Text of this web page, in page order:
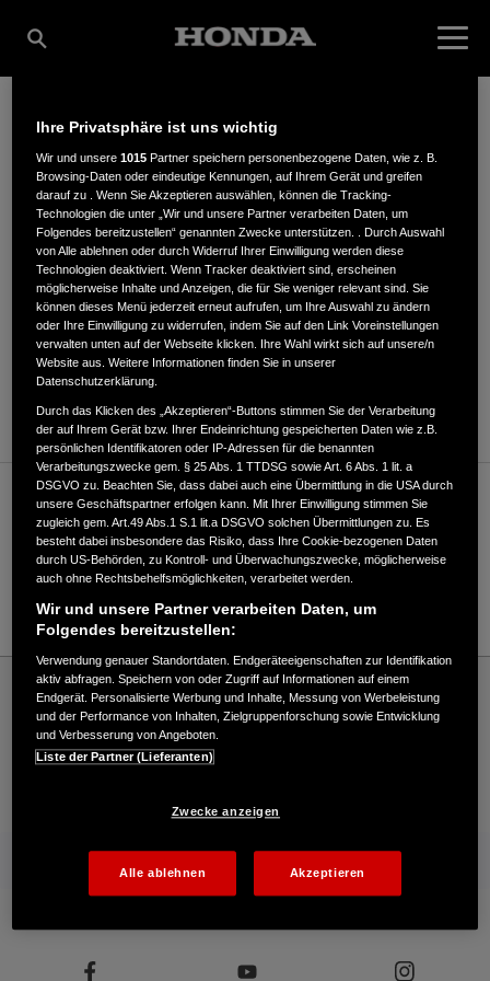
H. ECKL
Plattlinger Str. 19,94469,Deggendorf
ANFAHRTSBESCHREIBUNG ANFORDERN
WEBSITE
Verkauf / Kundendienst
0991/5959
E-Mail
Honda
Rasen und Garten
Schleiferei H. Eckl e.K. - Garten – Honda - HONDA Deutschland Offizielle Website |
The Power of Dreams
Mehr von Honda
Ihre Privatsphäre ist uns wichtig
Wir und unsere1015 Partner speichern personenbezogene Daten, wie z. B.
Browsing-Daten oder eindeutige Kennungen, auf Ihrem Gerät und greifen
darauf zu . Wenn Sie Akzeptieren auswählen, können die Tracking-
Technologien die unter „Wir und unsere Partner verarbeiten Daten, um
Folgendes bereitzustellen“ genannten Zwecke unterstützen. . Durch Auswahl
von Alle ablehnen oder durch Widerruf Ihrer Einwilligung werden diese
Technologien deaktiviert. Wenn Tracker deaktiviert sind, erscheinen
möglicherweise Inhalte und Anzeigen, die für Sie weniger relevant sind. Sie
können dieses Menü jederzeit erneut aufrufen, um Ihre Auswahl zu ändern
oder Ihre Einwilligung zu widerrufen, indem Sie auf den Link Voreinstellungen
verwalten unten auf der Webseite klicken. Ihre Wahl wirkt sich auf unsere/n
Website aus. Weitere Informationen finden Sie in unserer
Datenschutzerklärung.
Durch das Klicken des „Akzeptieren“-Buttons stimmen Sie der Verarbeitung
der auf Ihrem Gerät bzw. Ihrer Endeinrichtung gespeicherten Daten wie z.B.
persönlichen Identifikatoren oder IP-Adressen für die benannten
Verarbeitungszwecke gem. § 25 Abs. 1 TTDSG sowie Art. 6 Abs. 1 lit. a
DSGVO zu. Beachten Sie, dass dabei auch eine Übermittlung in die USA durch
unsere Geschäftspartner erfolgen kann. Mit Ihrer Einwilligung stimmen Sie
zugleich gem. Art.49 Abs.1 S.1 lit.a DSGVO solchen Übermittlungen zu. Es
besteht dabei insbesondere das Risiko, dass Ihre Cookie-bezogenen Daten
durch US-Behörden, zu Kontroll- und Überwachungszwecke, möglicherweise
auch ohne Rechtsbehelfsmöglichkeiten, verarbeitet werden.
Wir und unsere Partner verarbeiten Daten, um
Folgendes bereitzustellen:
Verwendung genauer Standortdaten. Endgeräteeigenschaften zur Identifikation
aktiv abfragen. Speichern von oder Zugriff auf Informationen auf einem
Endgerät. Personalisierte Werbung und Inhalte, Messung von Werbeleistung
und der Performance von Inhalten, Zielgruppenforschung sowie Entwicklung
und Verbesserung von Angeboten.
Liste der Partner (Lieferanten)
Zwecke anzeigen
Alle ablehnen Akzeptieren